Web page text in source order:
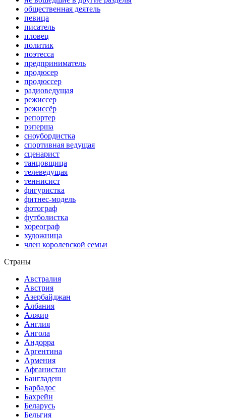
общественная деятель
певица
писатель
пловец
политик
поэтесса
предприниматель
продюсер
продюссер
радиоведущая
режиссер
режиссёр
репортер
рэперша
сноубордистка
спортивная ведущая
сценарист
танцовщица
телеведущая
теннисист
фигуристка
фитнес-модель
фотограф
футболистка
хореограф
художница
член королевской семьи
Страны
Австралия
Австрия
Азербайджан
Албания
Алжир
Англия
Ангола
Андорра
Аргентина
Армения
Афганистан
Бангладеш
Барбадос
Бахрейн
Беларусь
Бельгия